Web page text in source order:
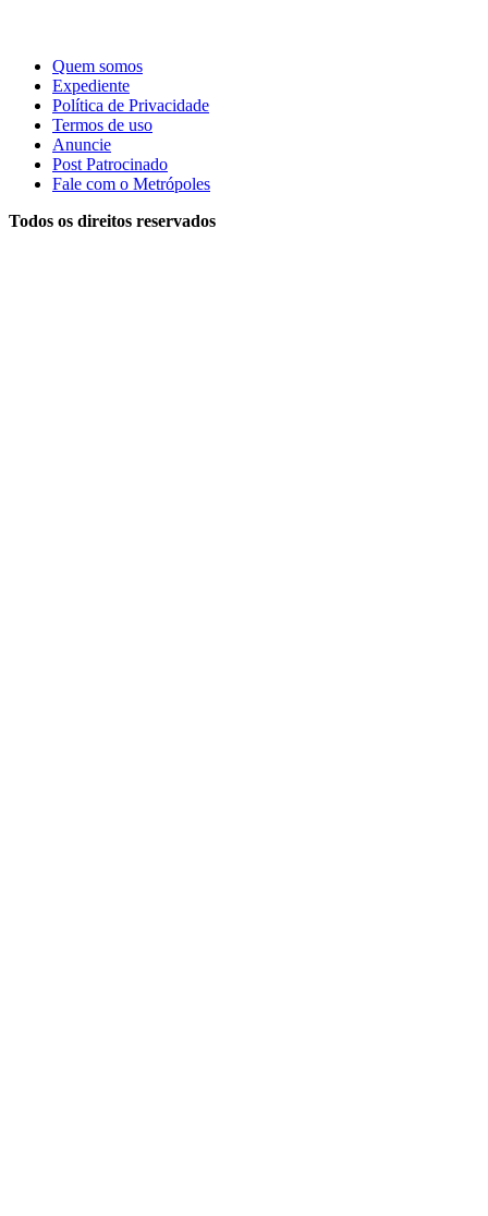
Quem somos
Expediente
Política de Privacidade
Termos de uso
Anuncie
Post Patrocinado
Fale com o Metrópoles
Todos os direitos reservados